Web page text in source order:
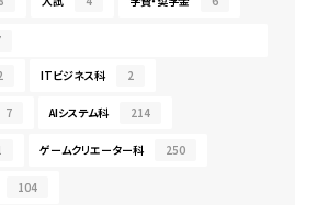
ITビジネス科 2
7 AIシステム科 214
ゲームクリエーター科 250
104